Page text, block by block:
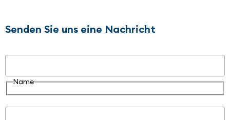
Senden Sie uns eine Nachricht
Name